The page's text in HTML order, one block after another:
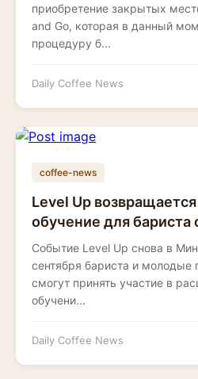
приобретение закрытых
and Go, которая в данный
процедуру б...
Daily Coffee News
coffee-news
Level Up
обучение для бариста
Событие Level Up снова в
сентября бариста и
смогут принять участие в
обучени...
Daily Coffee News